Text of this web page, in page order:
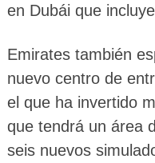
en Dubái que
Emirates también
nuevo centro de
el que ha invertido
que tendrá un área
seis nuevos